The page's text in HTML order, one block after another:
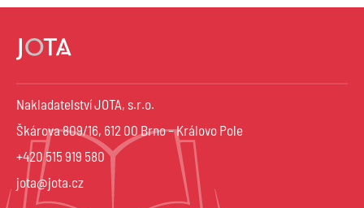
Nakladatelství JOTA, s.r.o.
Škárova 809/16, 612 00 Brno – Královo Pole
+420 515 919 580
jota@jota.cz